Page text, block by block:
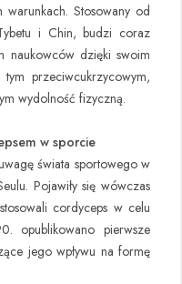
Stosowany od
i Chin, budzi coraz
naukowców dzięki swoim
przeciwcukrzycowym,
wydolność fizyczną.
w sporcie
świata sportowego w
Pojawiły się wówczas
cordyceps w celu
opublikowano pierwsze
jego wpływu na formę